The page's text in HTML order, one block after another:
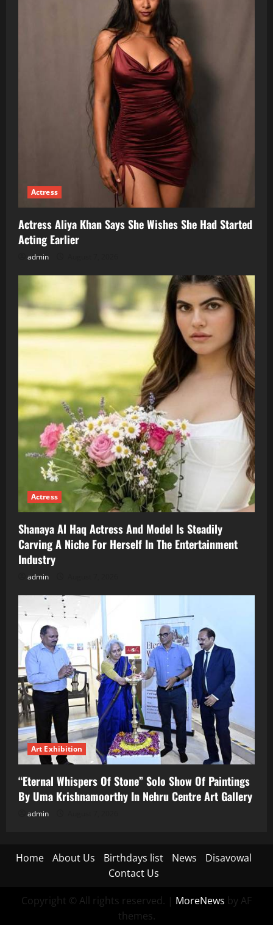
Actress
Actress Aliya Khan Says She Wishes She Had Started
Acting Earlier
admin
Actress
Shanaya Al Haq Actress And Model Is Steadily
Carving A Niche For Herself In The Entertainment
Industry
admin
Art Exhibition
“Eternal Whispers Of Stone” Solo Show Of Paintings
By Uma Krishnamoorthy In Nehru Centre Art Gallery
admin
Home About Us Birthdays list News
Disavowal
Contact Us
Copyright © All rights reserved. | MoreNews by AF
themes.